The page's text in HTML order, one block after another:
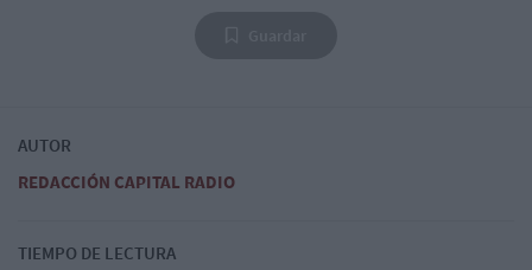
AUTOR
REDACCIÓN CAPITAL RADIO
TIEMPO DE LECTURA